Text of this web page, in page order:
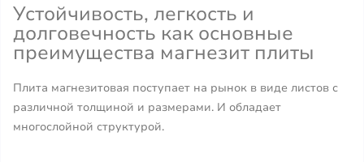
Устойчивость, легкость и
долговечность как основные
преимущества магнезит плиты
Плита магнезитовая поступает на рынок в виде листов с
различной толщиной и размерами. И обладает
многослойной структурой.